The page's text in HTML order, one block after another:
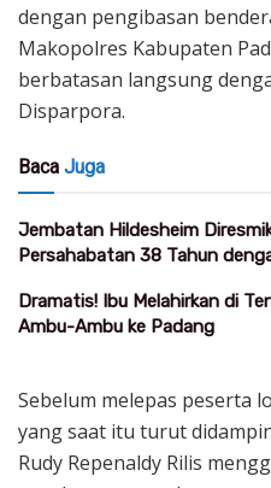
dengan pengibasan
Makopolres Kabupaten
berbatasan langsung
Disparpora.
Baca Juga
Jembatan Hildesheim
Persahabatan 38 Tahun
Dramatis! Ibu Melahirkan di
Ambu-Ambu ke Padang
Sebelum melepas peserta
yang saat itu turut
Rudy Repenaldy Rilis